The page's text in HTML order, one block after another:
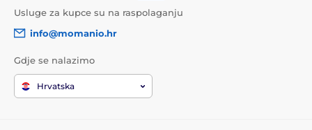
Usluge za kupce su na raspolaganju
info@momanio.hr
Gdje se nalazimo
Hrvatska